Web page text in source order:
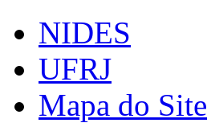
NIDES
UFRJ
Mapa do Site